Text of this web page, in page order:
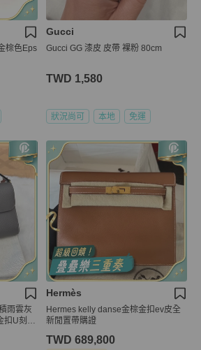
棕色Eps
Gucci
Gucci GG 漆皮 皮帶 裸粉 80cm
TWD 1,580
狀況尚可 本地 免運
雨雲灰
扣U刻✅
Hermès
Hermes kelly danse金棕金扣ev皮全
新閒置帶購證
TWD 689,800